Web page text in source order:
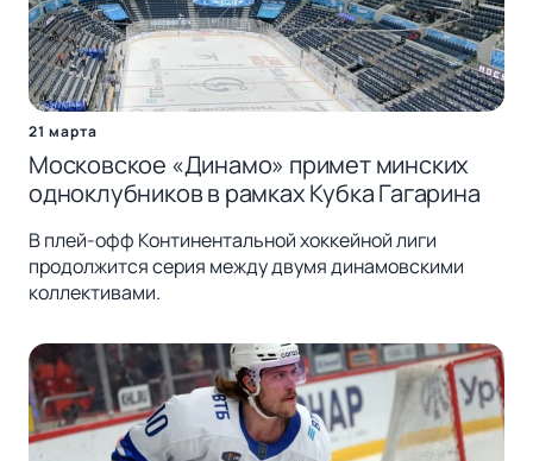
21 марта
Московское «Динамо» примет минских
одноклубников в рамках Кубка Гагарина
В плей-офф Континентальной хоккейной лиги
продолжится серия между двумя динамовскими
коллективами.